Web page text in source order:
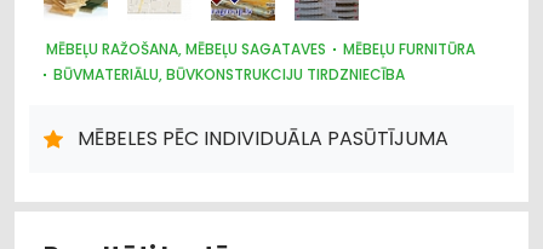
MĒBEĻU RAŽOŠANA, MĒBEĻU SAGATAVES
MĒBEĻU FURNITŪRA
BŪVMATERIĀLU, BŪVKONSTRUKCIJU TIRDZNIECĪBA
MĒBELES PĒC INDIVIDUĀLA PASŪTĪJUMA